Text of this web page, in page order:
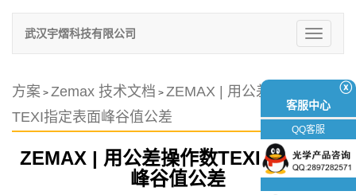
切
换
武汉宇熠科技有限公司
方案 > Zemax 技术文档 > ZEMAX | 用公差操作数
TEXI指定表面峰谷值公差
ZEMAX | 用公差操作数TEXI指定表面
峰谷值公差
ⓧ
客服中心
QQ客服